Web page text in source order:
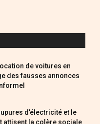
de voitures en
des fausses annonces
d’électricité et le
attisent la colère sociale